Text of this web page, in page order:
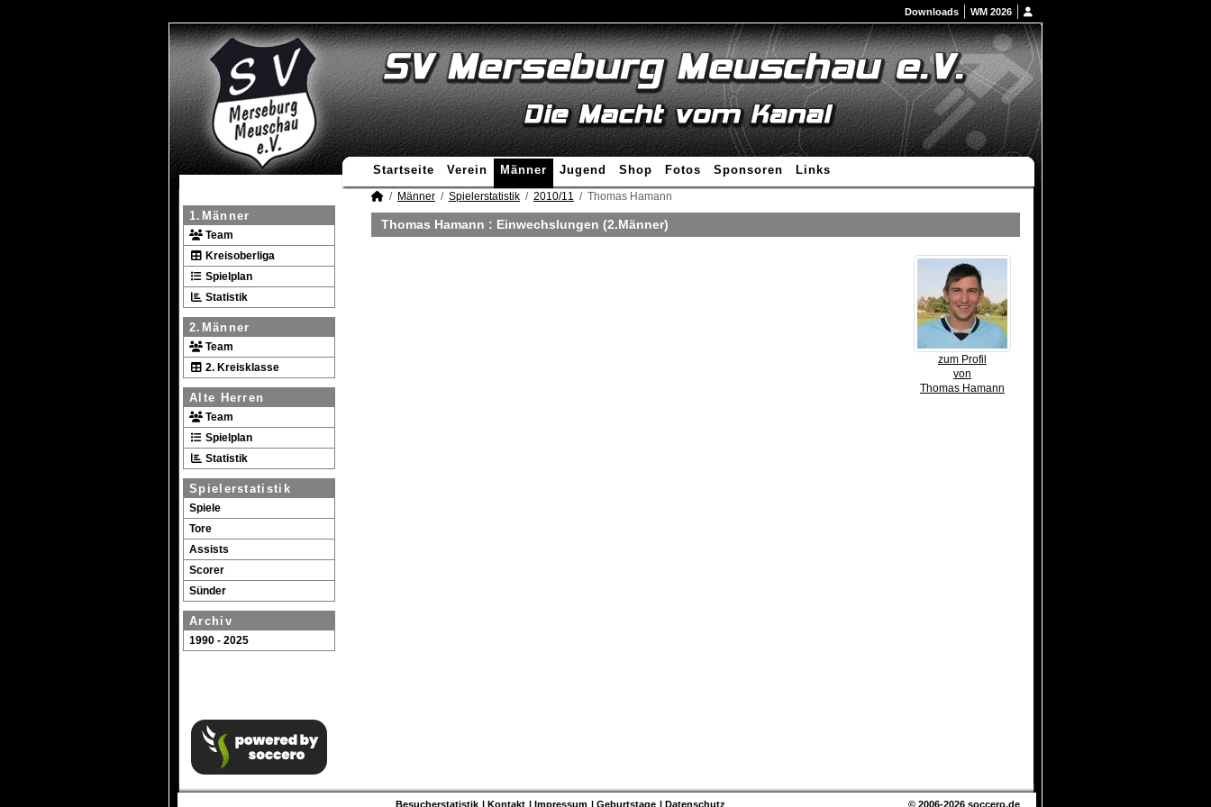
Downloads WM 2026
Startseite Verein Männer Jugend Shop Fotos Sponsoren Links
1.Männer
Team
Kreisoberliga
Spielplan
Statistik
2.Männer
Team
2. Kreisklasse
Alte Herren
Team
Spielplan
Statistik
Spielerstatistik
Spiele
Tore
Assists
Scorer
Sünder
Archiv
1990 - 2025
Männer Spielerstatistik 2010/11 Thomas Hamann
Thomas Hamann : Einwechslungen (2.Männer)
zum Profil
von
Thomas Hamann
Besucherstatistik Kontakt Impressum Geburtstage Datenschutz © 2006-2026 soccero.de